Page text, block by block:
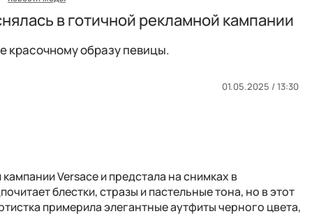
в готичной рекламной кампании
красочному образу певицы.
01.05.2025 / 13:30
Versace и предстала на снимках в
блестки, стразы и пастельные тона, но в этот
примерила элегантные аутфиты черного цвета,